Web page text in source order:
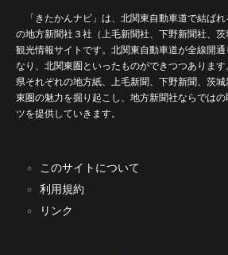
「きたかんナビ」は、北関東自動車道で結ば
の地方新聞社３社（上毛新聞社、下野新聞社、
観光情報サイトです。北関東自動車道が全線開
なり、北関東圏といったものができつつありま
県それぞれの地方紙、上毛新聞、下野新聞、茨
東圏の魅力を掘り起こし、地方新聞社ならでは
ツを提供していきます。
このサイトについて
利用規約
リンク